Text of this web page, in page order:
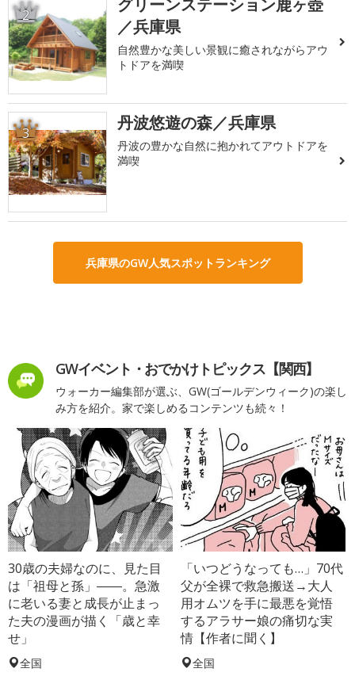
2
／兵庫県
自然豊かな美しい景観に癒されながらアウ
トドアを満喫
3 丹波悠遊の森／兵庫県
丹波の豊かな自然に抱かれてアウトドアを
満喫
兵庫県のGW人気スポットランキング
GWイベント・おでかけトピックス【関西】
ウォーカー編集部が選ぶ、GW(ゴールデンウィーク)の楽し
み方を紹介。家で楽しめるコンテンツも続々！
30歳の夫婦なのに、見た目
は「祖母と孫」――。急激
に老いる妻と成長が止まっ
た夫の漫画が描く「歳と幸
せ」
全国
「いつどうなっても…」70代
父が全裸で救急搬送→大人
用オムツを手に最悪を覚悟
するアラサー娘の痛切な実
情【作者に聞く】
全国